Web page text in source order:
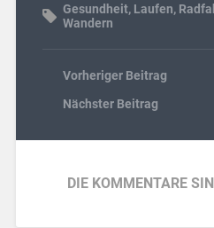
Gesundheit, Laufen,
Wandern
Vorheriger Beitrag
Nächster Beitrag
DIE KOMMENTARE